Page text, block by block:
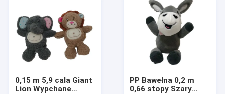
0,15 m 5,9 cala Giant
Lion Wypchane
PP Bawełna 0,2 m
0,66 stopy Szary